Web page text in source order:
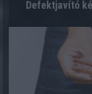
Defektjavító